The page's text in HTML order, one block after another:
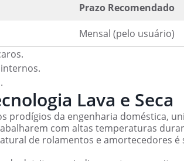
Prazo Recomendado
Mensal (pelo usuário)
Lava e Seca
prodígios da engenharia doméstica,
com altas temperaturas
de rolamentos e amortecedores